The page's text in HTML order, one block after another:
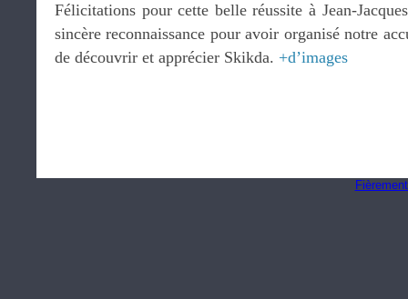
Félicitations pour cette belle réussite à Jean-
sincère reconnaissance pour avoir organisé notre
de découvrir et apprécier Skikda. +d’images